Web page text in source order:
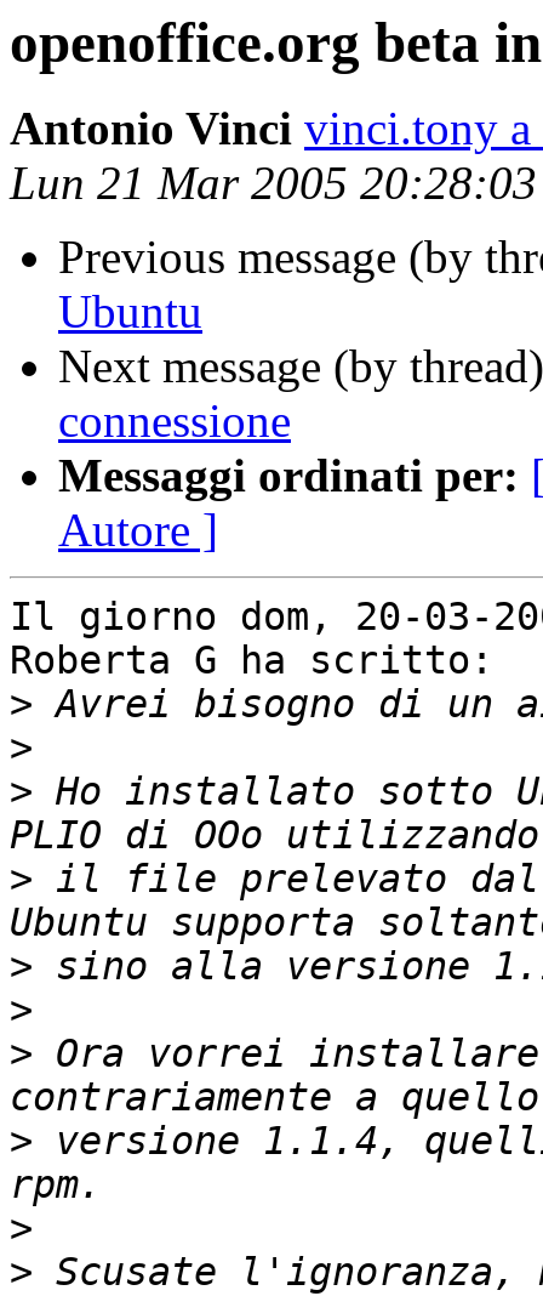
openoffice.org beta
Antonio Vinci vinci.tony a
Lun 21 Mar 2005
Previous message (by
Ubuntu
Next message (by
connessione
Messaggi ordinati per:
Autore ]
Il giorno dom, 20-03-
Roberta G ha scritto:
>
>
> Ho installato sotto
> il file prelevato
>
>
> Ora vorrei installare
> versione 1.1.4,
>
> Scusate l'ignoranza,